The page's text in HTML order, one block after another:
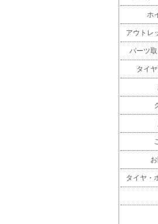
ホ
アウトレ
パーツ
タイ
タイヤ・